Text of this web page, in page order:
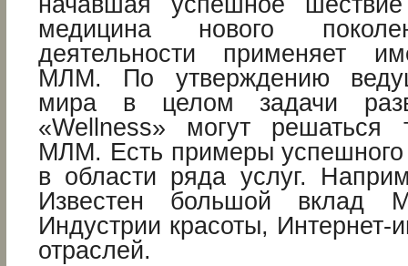
медицина нового
деятельности применяет
МЛМ. По утверждению
мира в целом задачи
«Wellness» могут решаться
МЛМ. Есть примеры
в области ряда услуг.
Известен большой вклад
Индустрии красоты, Интернет-
отраслей.